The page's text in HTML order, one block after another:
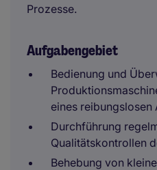
Prozesse.
Aufgabengebiet
Bedienung und
eines reibungslosen
Durchführung
Qualitätskontrollen
Behebung von